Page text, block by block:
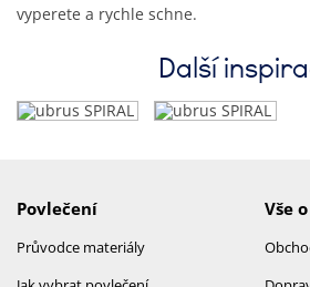
vyperete a rychle schne.
Další
Povlečení
Průvodce materiály
Vše